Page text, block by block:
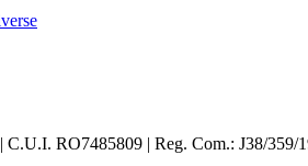
RO7485809 | Reg. Com.: J38/359/